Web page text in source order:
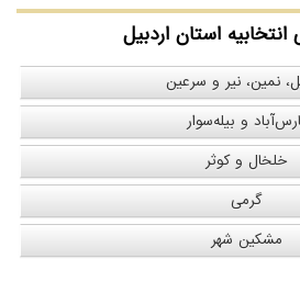
استان اردبیل
نمین، نیر و سرعین
و بیله‌سوار
خلخال و کوثر
گرمی
مشکین شهر